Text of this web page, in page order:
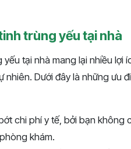
trùng yếu tại nhà
tại nhà mang lại nhiều lợi
Dưới đây là những ưu
chi phí y tế, bởi bạn không
khám.